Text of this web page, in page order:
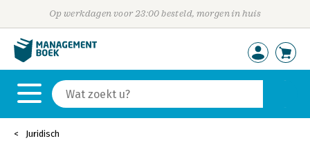
Op werkdagen voor 23:00 besteld, morgen in huis
Juridisch